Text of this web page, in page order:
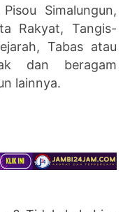
Simalungun,
Rakyat, Tangis-
Tabas atau
dan beragam
lainnya.